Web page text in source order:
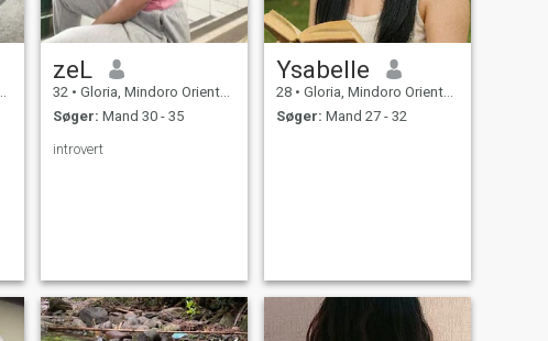
zeL
32 • Gloria, Mindoro Oriental, Filippinerne
Søger: Mand 30 - 35
introvert
Ysabelle
28 • Gloria, Mindoro Oriental, Filippinerne
Søger: Mand 27 - 32